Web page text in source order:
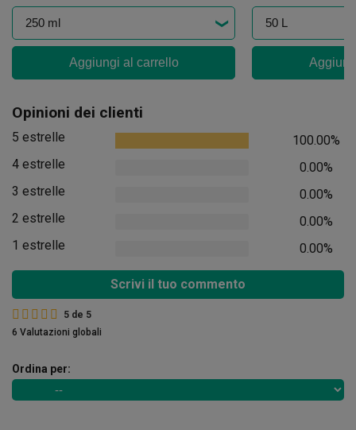
Aggiungi al carrello
Opinioni dei clienti
5 estrelle
100.00%
4 estrelle
0.00%
3 estrelle
0.00%
2 estrelle
0.00%
1 estrelle
0.00%
Scrivi il tuo commento
5 de 5
6 Valutazioni globali
Ordina per: